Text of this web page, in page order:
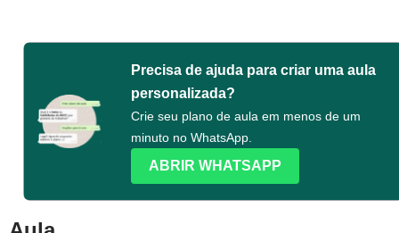
Precisa de ajuda para criar uma aula
personalizada?
Crie seu plano de aula em menos de um
minuto no WhatsApp.
ABRIR WHATSAPP